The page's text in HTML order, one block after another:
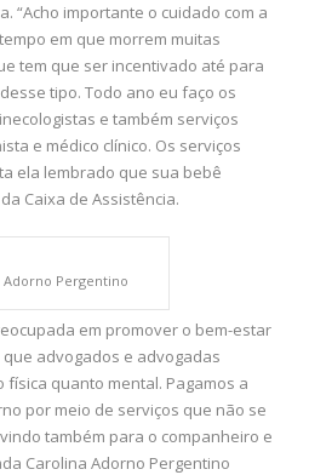
“Acho importante o cuidado com a
em que morrem muitas
tem que ser incentivado até para
tipo. Todo ano eu faço os
e também serviços
e médico clínico. Os serviços
ela lembrado que sua bebê
Caixa de Assistência.
Adorno Pergentino
em promover o bem-estar
advogados e advogadas
quanto mental. Pagamos a
por meio de serviços que não se
também para o companheiro e
Carolina Adorno Pergentino